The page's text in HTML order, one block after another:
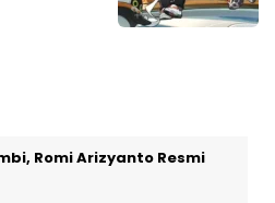
Romi Arizyanto Resmi